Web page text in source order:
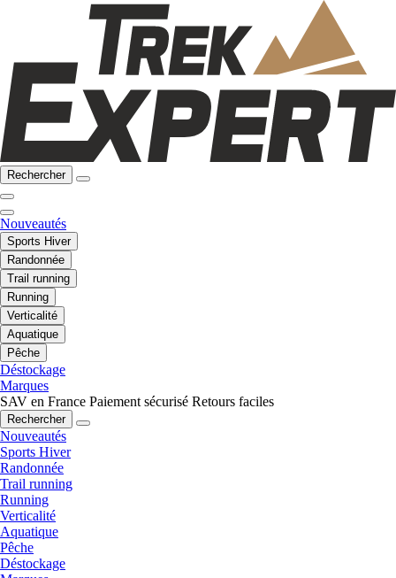
Rechercher
Nouveautés
Sports Hiver
Randonnée
Trail running
Running
Verticalité
Aquatique
Pêche
Déstockage
Marques
SAV en France Paiement sécurisé Retours faciles
Rechercher
Nouveautés
Sports Hiver
Randonnée
Trail running
Running
Verticalité
Aquatique
Pêche
Déstockage